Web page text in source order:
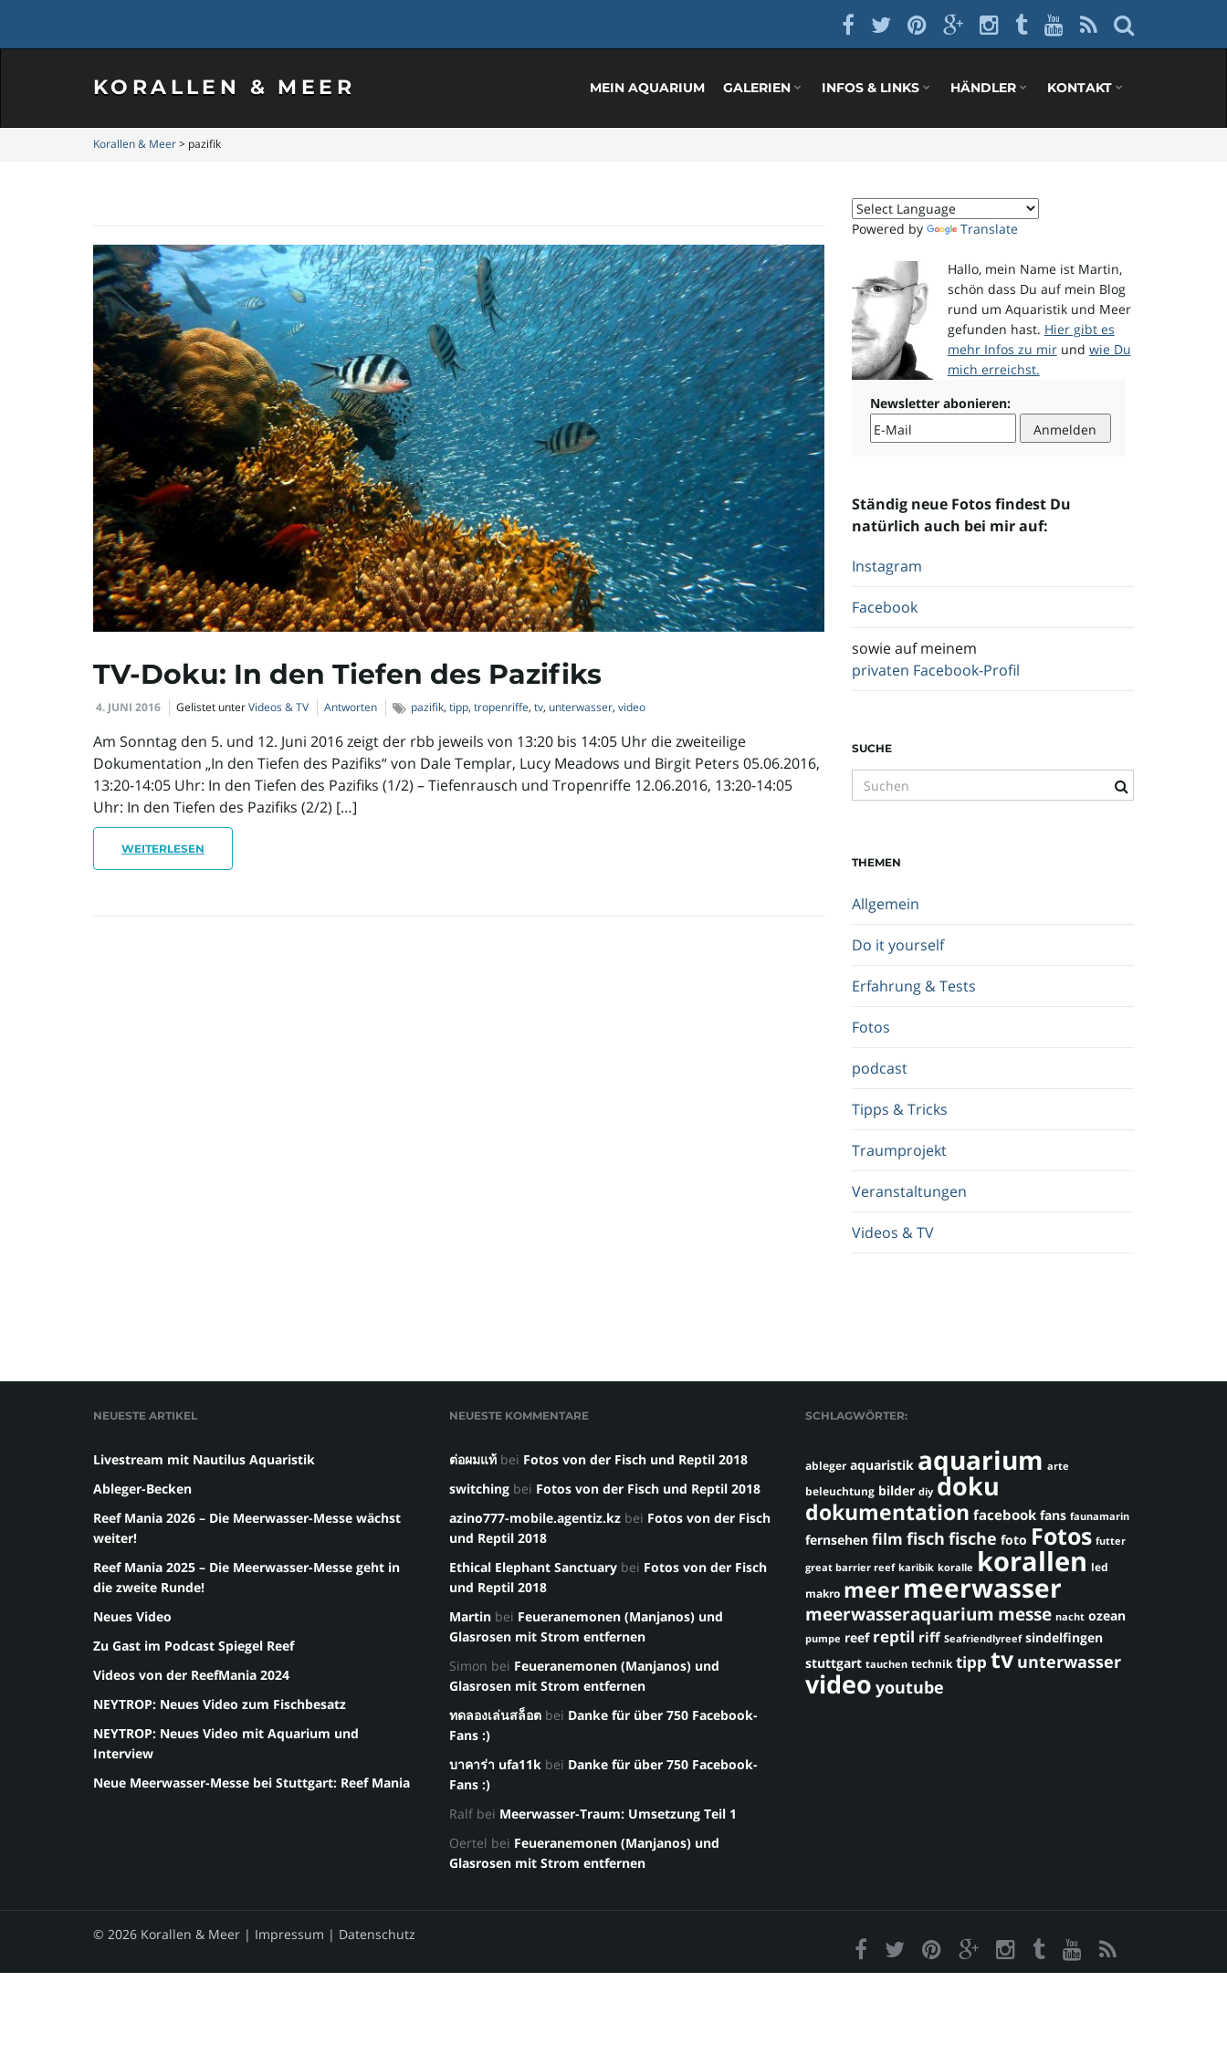
KORALLEN & MEER MEIN AQUARIUM GALERIEN INFOS & LINKS HÄNDLER KONTAKT
Korallen & Meer> pazifik
TV-Doku: In den Tiefen des Pazifiks
4. JUNI 2016 Gelistet unterVideos & TV Antworten pazifik, tipp, tropenriffe, tv, unterwasser, video
Am Sonntag den 5. und 12. Juni 2016 zeigt der rbb jeweils von 13:20 bis 14:05 Uhr die zweiteilige
Dokumentation „In den Tiefen des Pazifiks“ von Dale Templar, Lucy Meadows und Birgit Peters 05.06.2016,
13:20-14:05 Uhr: In den Tiefen des Pazifiks (1/2) – Tiefenrausch und Tropenriffe 12.06.2016, 13:20-14:05
Uhr: In den Tiefen des Pazifiks (2/2) […]
WEITERLESEN
Powered by Translate
Hallo, mein Name ist Martin,
schön dass Du auf mein Blog
rund um Aquaristik und Meer
gefunden hast. Hier gibt es
mehr Infos zu mirund wie Du
mich erreichst.
Newsletter abonieren:
Ständig neue Fotos findest Du
natürlich auch bei mir auf:
Instagram
Facebook
sowie auf meinem
privaten Facebook-Profil
SUCHE
u
b
g
i
f
.
.
.
THEMEN
Allgemein
Do it yourself
Erfahrung & Tests
Fotos
podcast
Tipps & Tricks
Traumprojekt
Veranstaltungen
Videos & TV
NEUESTE ARTIKEL
Livestream mit Nautilus Aquaristik
Ableger-Becken
Reef Mania 2026 – Die Meerwasser-Messe wächst
weiter!
Reef Mania 2025 – Die Meerwasser-Messe geht in
die zweite Runde!
Neues Video
Zu Gast im Podcast Spiegel Reef
Videos von der ReefMania 2024
NEYTROP: Neues Video zum Fischbesatz
NEYTROP: Neues Video mit Aquarium und
Interview
Neue Meerwasser-Messe bei Stuttgart: Reef Mania
NEUESTE KOMMENTARE
ต่อผมแท้ bei Fotos von der Fisch und Reptil 2018
switching bei Fotos von der Fisch und Reptil 2018
azino777-mobile.agentiz.kz bei Fotos von der Fisch
und Reptil 2018
Ethical Elephant Sanctuary bei Fotos von der Fisch
und Reptil 2018
Martin bei Feueranemonen (Manjanos) und
Glasrosen mit Strom entfernen
Simon bei Feueranemonen (Manjanos) und
Glasrosen mit Strom entfernen
ทดลองเล่นสล็อต bei Danke für über 750 Facebook-
Fans :)
บาคาร่า ufa11k bei Danke für über 750 Facebook-
Fans :)
Ralf bei Meerwasser-Traum: Umsetzung Teil 1
Oertel bei Feueranemonen (Manjanos) und
Glasrosen mit Strom entfernen
SCHLAGWÖRTER:
ableger aquaristik aquarium arte
beleuchtung bilder diy doku
dokumentation facebook fans faunamarin
fernsehen film fisch fische foto Fotos futter
great barrier reef karibik koralle korallen led
makro meermeerwasser
meerwasseraquarium messe nacht ozean
pumpe reef reptil riff Seafriendlyreef sindelfingen
stuttgart tauchen technik tipp tv unterwasser
video youtube
© 2026 Korallen & Meer | Impressum | Datenschutz